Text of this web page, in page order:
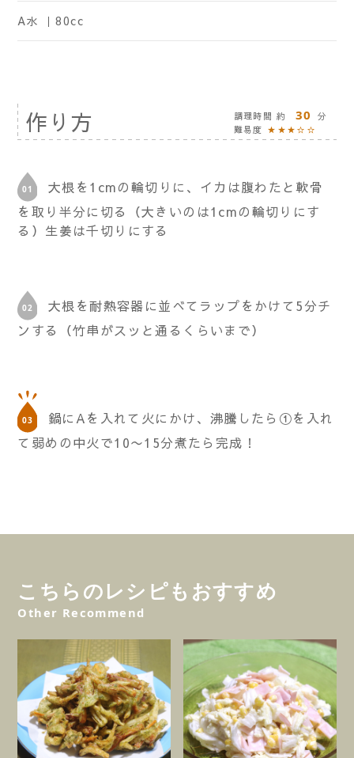
A水 ｜80cc
作り方 調理時間 約 30
分
難易度 ★★★☆☆
大根を1cmの輪切りに、イカは腹わたと軟骨
を取り半分に切る（大きいのは1cmの輪切りにす
る）生姜は千切りにする
大根を耐熱容器に並べてラップをかけて5分チ
ンする（竹串がスッと通るくらいまで）
鍋にAを入れて火にかけ、沸騰したら①を入れ
て弱めの中火で10〜15分煮たら完成！
こちらのレシピもおすすめ
Other Recommend